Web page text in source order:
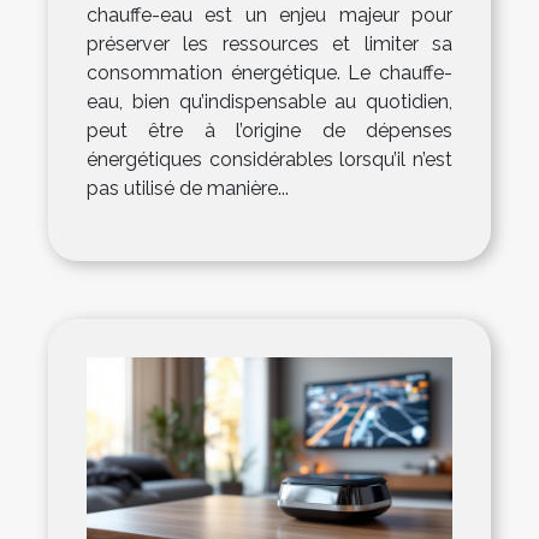
chauffe-eau est un enjeu majeur pour
préserver les ressources et limiter sa
consommation énergétique. Le chauffe-
eau, bien qu’indispensable au quotidien,
peut être à l’origine de dépenses
énergétiques considérables lorsqu’il n’est
pas utilisé de manière...